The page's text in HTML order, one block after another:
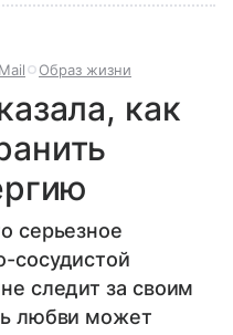
Образ жизни
как
серьезное
сосудистой
следит за своим
любви может